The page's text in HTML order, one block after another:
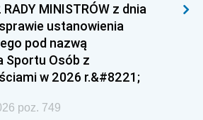
MINISTRÓW z dnia
ustanowienia
pod nazwą
Sportu Osób z
w 2026 r.&#8221;
poz. 749